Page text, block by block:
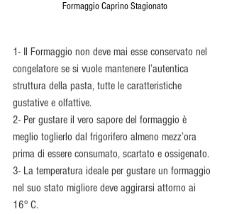
Formaggio Caprino Stagionato
1- Il Formaggio non deve mai esse conservato nel
congelatore se si vuole mantenere l’autentica
struttura della pasta, tutte le caratteristiche
gustative e olfattive.
2- Per gustare il vero sapore del formaggio è
meglio toglierlo dal frigorifero almeno mezz’ora
prima di essere consumato, scartato e ossigenato.
3- La temperatura ideale per gustare un formaggio
nel suo stato migliore deve aggirarsi attorno ai
16° C.